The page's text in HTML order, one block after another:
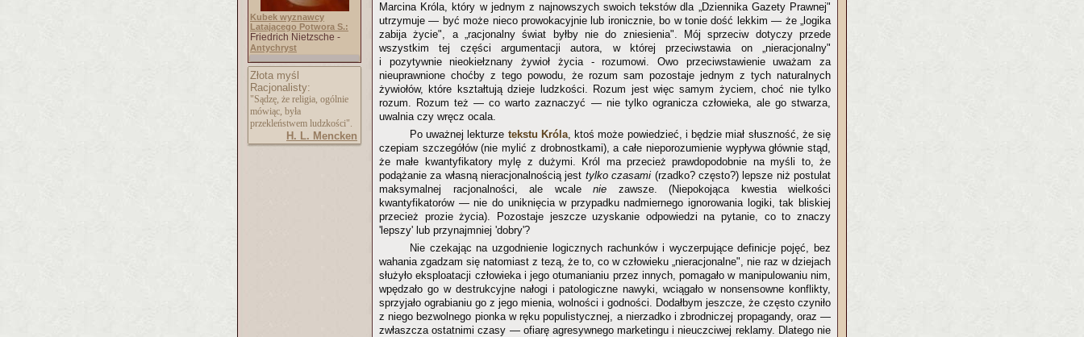
Kubek wyznawcy
Latającego Potwora S.:
Friedrich Nietzsche -
Antychryst
Złota myśl
Racjonalisty:
"Sądzę, że religia, ogólnie
mówiąc, była
przekleństwem ludzkości".
H. L. Mencken
Marcina Króla, który w jednym z najnowszych swoich tekstów dla „Dziennika Gazety Prawnej"
utrzymuje — być może nieco prowokacyjnie lub ironicznie, bo w tonie dość lekkim — że „logika
zabija życie", a „racjonalny świat byłby nie do zniesienia". Mój sprzeciw dotyczy przede
wszystkim tej części argumentacji autora, w której przeciwstawia on „nieracjonalny"
i pozytywnie nieokiełznany żywioł życia - rozumowi. Owo przeciwstawienie uważam za
nieuprawnione choćby z tego powodu, że rozum sam pozostaje jednym z tych naturalnych
żywiołów, które kształtują dzieje ludzkości. Rozum jest więc samym życiem, choć nie tylko
rozum. Rozum też — co warto zaznaczyć — nie tylko ogranicza człowieka, ale go stwarza,
uwalnia czy wręcz ocala.
Po uważnej lekturze tekstu Króla, ktoś może powiedzieć, i będzie miał słuszność, że się
czepiam szczegółów (nie mylić z drobnostkami), a całe nieporozumienie wypływa głównie stąd,
że małe kwantyfikatory mylę z dużymi. Król ma przecież prawdopodobnie na myśli to, że
podążanie za własną nieracjonalnością jest tylko czasami (rzadko? często?) lepsze niż postulat
maksymalnej racjonalności, ale wcale nie zawsze. (Niepokojąca kwestia wielkości
kwantyfikatorów — nie do uniknięcia w przypadku nadmiernego ignorowania logiki, tak bliskiej
przecież prozie życia). Pozostaje jeszcze uzyskanie odpowiedzi na pytanie, co to znaczy
'lepszy' lub przynajmniej 'dobry'?
Nie czekając na uzgodnienie logicznych rachunków i wyczerpujące definicje pojęć, bez
wahania zgadzam się natomiast z tezą, że to, co w człowieku „nieracjonalne", nie raz w dziejach
służyło eksploatacji człowieka i jego otumanianiu przez innych, pomagało w manipulowaniu nim,
wpędzało go w destrukcyjne nałogi i patologiczne nawyki, wciągało w nonsensowne konflikty,
sprzyjało ograbianiu go z jego mienia, wolności i godności. Dodałbym jeszcze, że często czyniło
z niego bezwolnego pionka w ręku populistycznej, a nierzadko i zbrodniczej propagandy, oraz —
zwłaszcza ostatnimi czasy — ofiarę agresywnego marketingu i nieuczciwej reklamy. Dlatego nie